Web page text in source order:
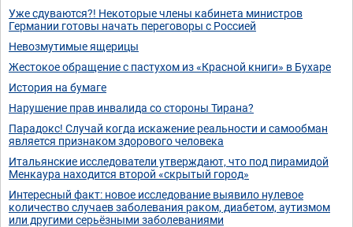
Уже сдуваются?! Некоторые члены кабинета министров
Германии готовы начать переговоры с Россией
Невозмутимые ящерицы
Жестокое обращение с пастухом из «Красной книги» в Бухаре
История на бумаге
Нарушение прав инвалида со стороны Тирана?
Парадокс! Случай когда искажение реальности и самообман
является признаком здорового человека
Итальянские исследователи утверждают, что под пирамидой
Менкаура находится второй «скрытый город»
Интересный факт: новое исследование выявило нулевое
количество случаев заболевания раком, диабетом, аутизмом
или другими серьёзными заболеваниями